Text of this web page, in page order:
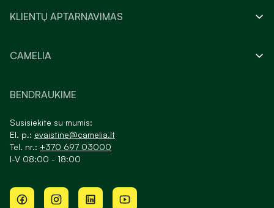
KLIENTŲ APTARNAVIMAS
CAMELIA
BENDRAUKIME
Susisiekite su mumis:
El. p.: evaistine@camelia.lt
Tel. nr.: +370 697 03000
I-V 08:00 - 18:00